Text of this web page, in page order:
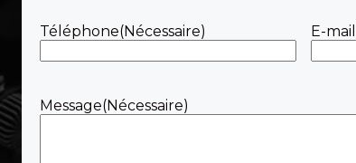
Téléphone(Nécessaire) E-mail
Message(Nécessaire)